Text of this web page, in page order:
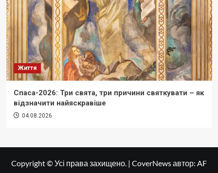
Життя
Спаса-2026: Три свята, три причини святкувати – як
відзначити найяскравіше
04.08.2026
Copyright © Усі права захищено. | CoverNewsавтор: AF